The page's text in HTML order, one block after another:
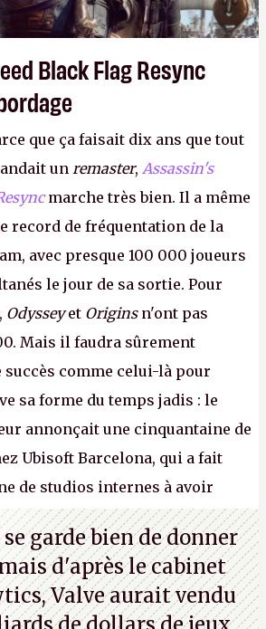
Black Flag Resync
que ça faisait dix ans que tout
un remaster, Assassin's
marche très bien. Il a même
record de fréquentation de la
avec presque 100 000 joueurs
le jour de sa sortie. Pour
, Odysseyet Originsn'ont pas
Mais il faudra sûrement
succès comme celui-là pour
sa forme du temps jadis : le
annonçait une cinquantaine de
Ubisoft Barcelona, qui a fait
de studios internes à avoir
Creedsous la direction
A.garde bien de donner
d'après le cabinet
Valve aurait vendu